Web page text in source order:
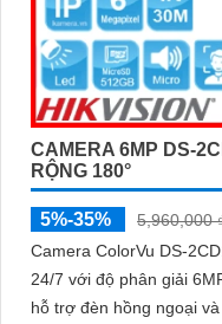
CAMERA 6MP DS-
RỘNG 180°
5%-35%
5,960,000
Camera ColorVu DS-
24/7 với độ phân giải
hỗ trợ đèn hồng ngoại và